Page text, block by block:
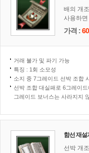
배의 개
사용하
가격 :
거래 불가 및 파기 가능
특징 : 1회 소모성
소지 중 7그레이드 선박 조합
선박 조합 대실패로 6그레이
그레이드 보너스는 사라지지
함선 재설
선박 개